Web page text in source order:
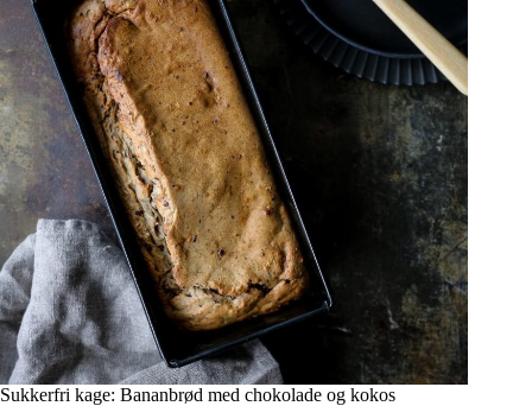
Sukkerfri kage: Bananbrød med chokolade og kokos